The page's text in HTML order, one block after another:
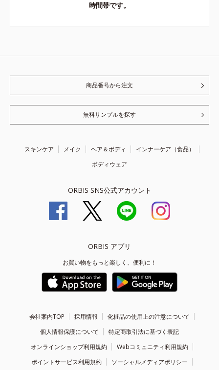
時間帯です。
商品番号から注文
無料サンプルを探す
スキンケア メイク ヘア＆ボディ
インナーケア（食品）
ボディウェア
ORBIS SNS公式アカウント
ORBIS アプリ
お買い物をもっと楽しく、便利に！
会社案内TOP 採用情報
化粧品の使用上の注意について
個人情報保護について
特定商取引法に基づく表記
オンラインショップ利用規約
Webコミュニティ利用規約
ポイントサービス利用規約
ソーシャルメディアポリシー